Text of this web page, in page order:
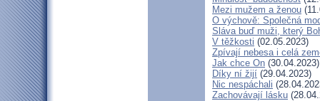
Mezi mužem a ženou
O výchově: Společná
Sláva buď muži, který
V těžkosti (02.05.2023)
Zpívají nebesa i celá
Jak chce On (30.04.2023)
Díky ní žijí (29.04.2023)
Nic nespáchali
Zachovávají lásku